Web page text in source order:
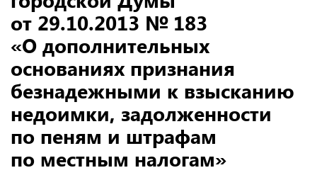
от 29.10.2013 № 183
«О дополнительных
основаниях признания
безнадежными к взысканию
недоимки, задолженности
по пеням и штрафам
по местным налогам»